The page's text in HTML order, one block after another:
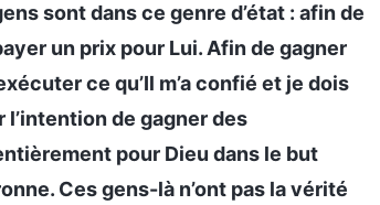
sont dans ce genre d’état : afin de
un prix pour Lui. Afin de gagner
ce qu’Il m’a confié et je dois
de gagner des
pour Dieu dans le but
Ces gens-là n’ont pas la vérité